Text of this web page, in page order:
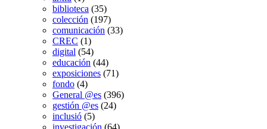
biblioteca (35)
colección (197)
comunicación (33)
CREC (1)
digital (54)
educación (44)
exposiciones (71)
fondo (4)
General @es (396)
gestión @es (24)
inclusió (5)